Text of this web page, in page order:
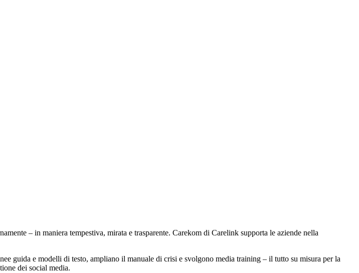
– in maniera tempestiva, mirata e trasparente. Carekom di Carelink supporta le aziende nella
guida e modelli di testo, ampliano il manuale di crisi e svolgono media training – il tutto su misura per la
dei social media.